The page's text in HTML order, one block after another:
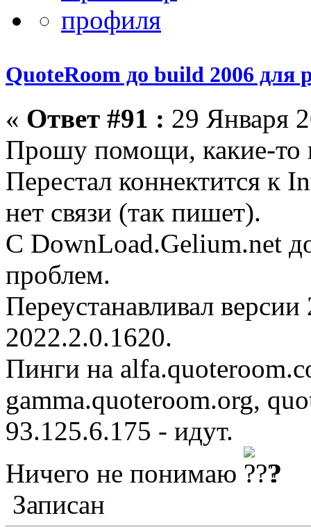
QuoteRoom до build 2006 для
« Ответ #91 : 29 Января
Прошу помощи, какие-то
Перестал коннектится к
нет связи (так пишет).
С DownLoad.Gelium.net
проблем.
Переустанавливал
2022.2.0.1620.
Пинги на
gamma.quoteroom.org,
93.125.6.175 - идут.
Ничего не понимаю
?
Записан